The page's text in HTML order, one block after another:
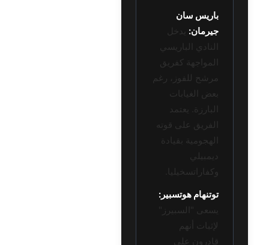
باريس سان
جيرمان: يدخل
النادي الباريسي
المواجهة كفريق
مرشح للفوز، رغم
بعض الغيابات
البارزة. يعتمد
الفريق على قوته
الهجومية بقيادة
ديمبيلي
وكفاراتسخيليا.
توتنهام هوتسبير:
يسعى "السبيرز"
لإثبات أنهم
قادرون على